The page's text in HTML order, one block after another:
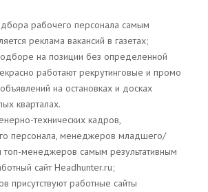
рабочего персонала самым
реклама вакансий в газетах;
на позиции без определенной
работают рекрутинговые и промо
на остановках и досках
кварталах.
технических кадров,
персонала, менеджеров младшего/
топ-менеджеров самым результативным
сайт Headhunter.ru;
присутствуют работные сайты